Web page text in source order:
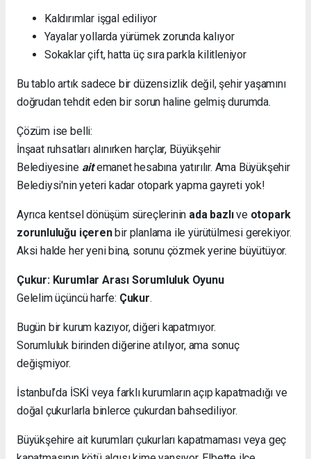
Kaldırımlar işgal ediliyor
Yayalar yollarda yürümek zorunda kalıyor
Sokaklar çift, hatta üç sıra parkla kilitleniyor
Bu tablo artık sadece bir düzensizlik değil, şehir yaşamını
doğrudan tehdit eden bir sorun haline gelmiş durumda.
Çözüm ise belli:
İnşaat ruhsatları alınırken harçlar, Büyükşehir
Belediyesine aitemanet hesabına yatırılır. Ama Büyükşehir
Belediysi'nin yeteri kadar otopark yapma gayreti yok!
Ayrıca kentsel dönüşüm süreçlerinin ada bazlıve otopark
zorunluluğu içerenbir planlama ile yürütülmesi gerekiyor.
Aksi halde her yeni bina, sorunu çözmek yerine büyütüyor.
Çukur: Kurumlar Arası Sorumluluk Oyunu
Gelelim üçüncü harfe: Çukur.
Bugün bir kurum kazıyor, diğeri kapatmıyor.
Sorumluluk birinden diğerine atılıyor, ama sonuç
değişmiyor.
İstanbul’da İSKİ veya farklı kurumların açıp kapatmadığı ve
doğal çukurlarla binlerce çukurdan bahsediliyor.
Büyükşehire ait kurumları çukurları kapatmaması veya geç